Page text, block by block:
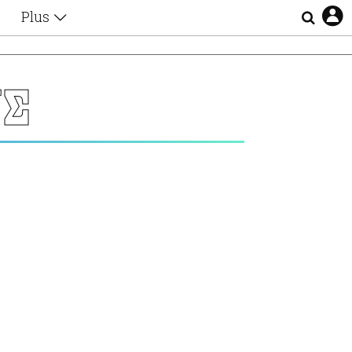
Plus
Αφιερώματα
Ζώδια